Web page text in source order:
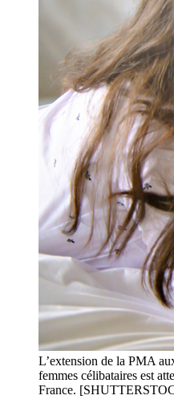
L’extension de la PMA
femmes célibataires est
France.